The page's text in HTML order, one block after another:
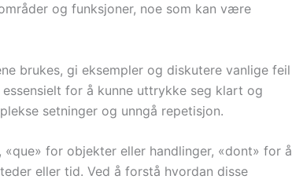
og funksjoner, noe som kan være
brukes, gi eksempler og diskutere vanlige feil
for å kunne uttrykke seg klart og
setninger og unngå repetisjon.
for objekter eller handlinger, «dont» for å
eller tid. Ved å forstå hvordan disse